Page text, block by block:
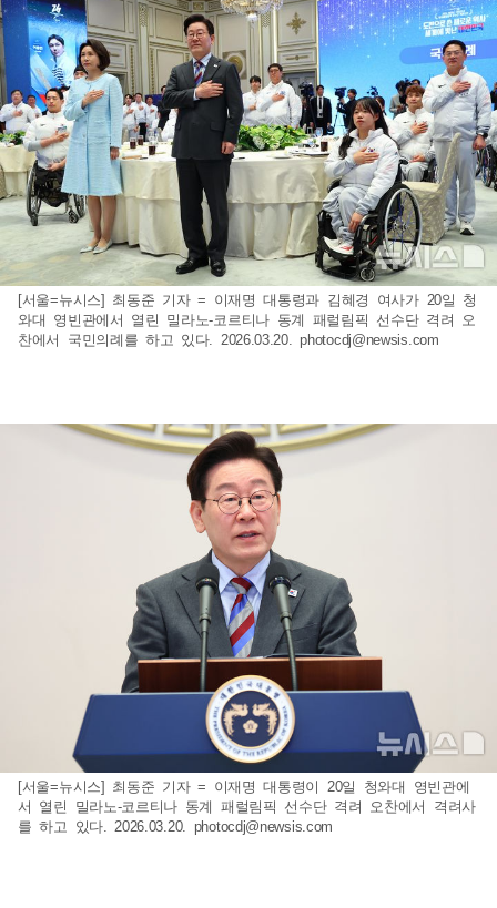
[서울=뉴시스] 최동준 기자 = 이재명 대통령과 김혜경 여사가 20일 청
와대 영빈관에서 열린 밀라노-코르티나 동계 패럴림픽 선수단 격려 오
찬에서 국민의례를 하고 있다. 2026.03.20.photocdj@newsis.com
[서울=뉴시스] 최동준 기자 = 이재명 대통령이 20일 청와대 영빈관에
서 열린 밀라노-코르티나 동계 패럴림픽 선수단 격려 오찬에서 격려사
를 하고 있다. 2026.03.20. photocdj@newsis.com